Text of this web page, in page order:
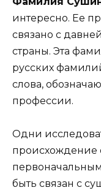
интересно. Ее
связано с
страны. Эта
русских
слова,
профессии.
Одни
происхождение
быть связан с